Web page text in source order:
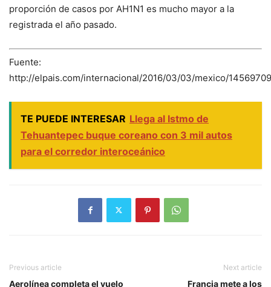
proporción de casos por AH1N1 es mucho mayor a la
registrada el año pasado.
Fuente:
http://elpais.com/internacional/2016/03/03/mexico/
TE PUEDE INTERESAR Llega al Istmo de
Tehuantepec buque coreano con 3 mil autos
para el corredor interoceánico
Previous article
Aerolínea completa el vuelo
Next article
Francia mete a los